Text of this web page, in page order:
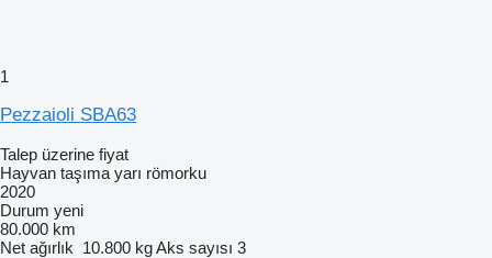
1
Pezzaioli SBA63
Talep üzerine fiyat
Hayvan taşıma yarı römorku
2020
Durum yeni
80.000 km
Net ağırlık 10.800 kgAks sayısı 3